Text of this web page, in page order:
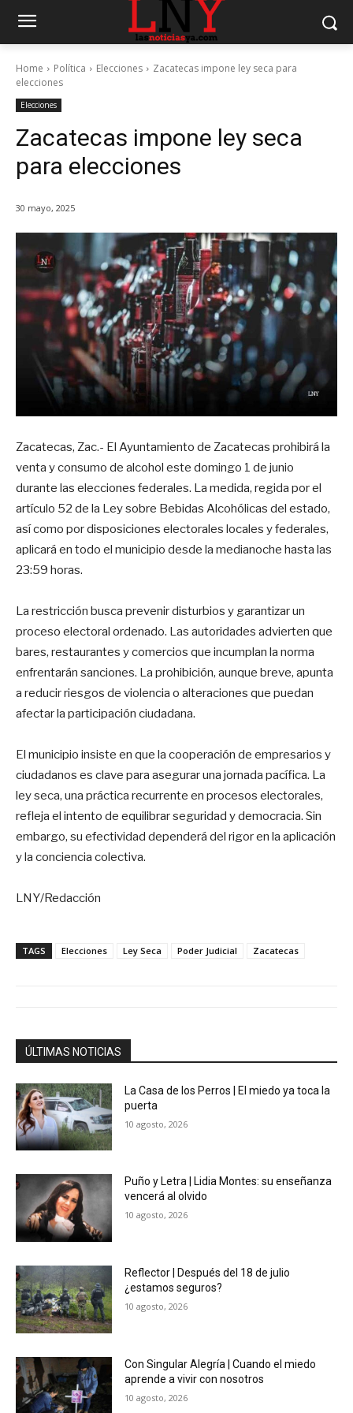
Home Política Elecciones
Zacatecas impone ley seca para
elecciones
Elecciones
Zacatecas impone ley seca
para elecciones
30 mayo, 2025
Zacatecas, Zac.- El Ayuntamiento de Zacatecas prohibirá la
venta y consumo de alcohol este domingo 1 de junio
durante las elecciones federales. La medida, regida por el
artículo 52 de la Ley sobre Bebidas Alcohólicas del estado,
así como por disposiciones electorales locales y federales,
aplicará en todo el municipio desde la medianoche hasta las
23:59 horas.
La restricción busca prevenir disturbios y garantizar un
proceso electoral ordenado. Las autoridades advierten que
bares, restaurantes y comercios que incumplan la norma
enfrentarán sanciones. La prohibición, aunque breve, apunta
a reducir riesgos de violencia o alteraciones que puedan
afectar la participación ciudadana.
El municipio insiste en que la cooperación de empresarios y
ciudadanos es clave para asegurar una jornada pacífica. La
ley seca, una práctica recurrente en procesos electorales,
refleja el intento de equilibrar seguridad y democracia. Sin
embargo, su efectividad dependerá del rigor en la aplicación
y la conciencia colectiva.
LNY/Redacción
TAGS Elecciones Ley Seca Poder Judicial Zacatecas
ÚLTIMAS NOTICIAS
La Casa de los Perros | El miedo ya toca la
puerta
10 agosto, 2026
Puño y Letra | Lidia Montes: su enseñanza
vencerá al olvido
10 agosto, 2026
Reflector | Después del 18 de julio
¿estamos seguros?
10 agosto, 2026
Con Singular Alegría | Cuando el miedo
aprende a vivir con nosotros
10 agosto, 2026